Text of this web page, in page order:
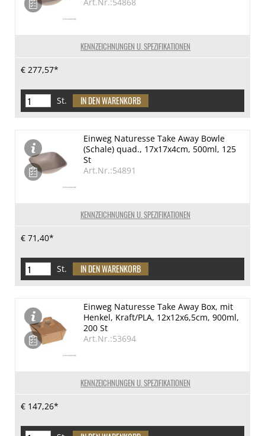
KENNZEICHNUNGEN U. SPEZIFIKATIONEN
€ 277,57*
St.
KENNZEICHNUNGEN U. SPEZIFIKATIONEN
Einweg Naturesse Take Away Bowle
(Schale) quad., 17x17x4cm, 500ml, 125
St
Art.Nr.:54891
€ 71,40*
St.
KENNZEICHNUNGEN U. SPEZIFIKATIONEN
Einweg Naturesse Take Away Box, mit
Henkel, Kraft/PLA, 12x12x6,5cm, 900ml,
200 St
Art.Nr.:53694
€ 147,26*